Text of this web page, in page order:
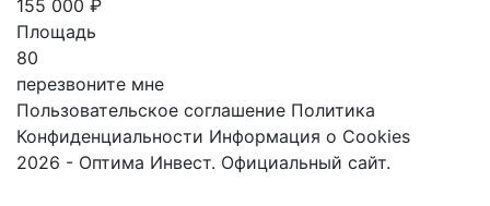
155 000 ₽
Площадь
80
перезвоните мне
Пользовательское соглашение Политика
Конфиденциальности Информация о Cookies
2026 - Оптима Инвест. Официальный сайт.